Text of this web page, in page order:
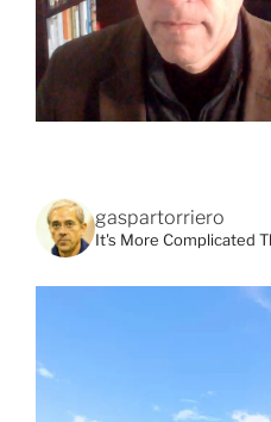
gaspartorriero
It's More Complicated